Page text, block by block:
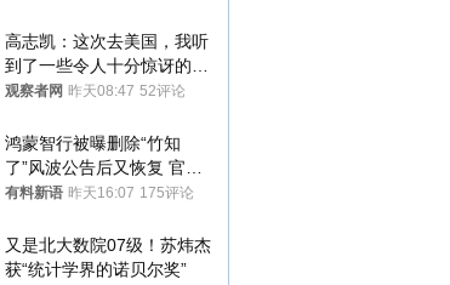
高志凯：这次去美国，我听
到了一些令人十分惊讶的消
息
观察者网 昨天08:47 52评论
鸿蒙智行被曝删除“竹知
了”风波公告后又恢复 官媒
曾力挺：劝华为要大度的，
有料新语 昨天16:07 175评论
又是北大数院07级！苏炜杰
获“统计学界的诺贝尔奖”